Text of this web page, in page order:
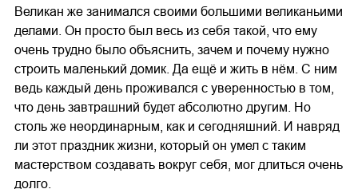
Великан же занимался своими большими великаньими
делами. Он просто был весь из себя такой, что ему
очень трудно было объяснить, зачем и почему нужно
строить маленький домик. Да ещё и жить в нём. С ним
ведь каждый день проживался с уверенностью в том,
что день завтрашний будет абсолютно другим. Но
столь же неординарным, как и сегодняшний. И навряд
ли этот праздник жизни, который он умел с таким
мастерством создавать вокруг себя, мог длиться очень
долго.